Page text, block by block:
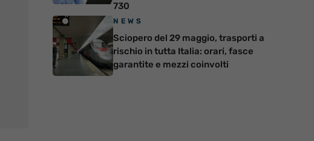
730
NEWS
Sciopero del 29 maggio, trasporti a
rischio in tutta Italia: orari, fasce
garantite e mezzi coinvolti